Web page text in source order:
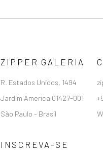
ZIPPER GALERIA
R. Estados Unidos, 1494
Jardim America 01427-001
São Paulo - Brasil
INSCREVA-SE